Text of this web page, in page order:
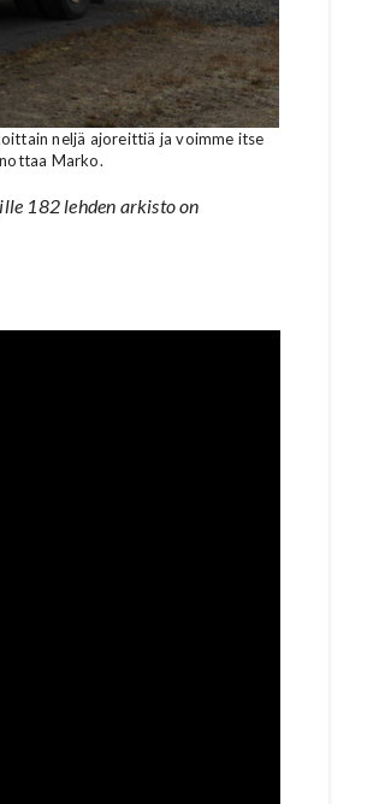
neljä ajoreittiä ja voimme itse
Marko.
182 lehden arkisto on